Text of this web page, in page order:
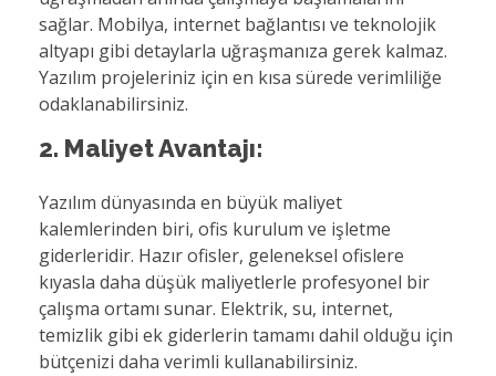
sağlar. Mobilya, internet bağlantısı ve teknolojik
altyapı gibi detaylarla uğraşmanıza gerek kalmaz.
Yazılım projeleriniz için en kısa sürede verimliliğe
odaklanabilirsiniz.
2. Maliyet Avantajı:
Yazılım dünyasında en büyük maliyet
kalemlerinden biri, ofis kurulum ve işletme
giderleridir. Hazır ofisler, geleneksel ofislere
kıyasla daha düşük maliyetlerle profesyonel bir
çalışma ortamı sunar. Elektrik, su, internet,
temizlik gibi ek giderlerin tamamı dahil olduğu için
bütçenizi daha verimli kullanabilirsiniz.